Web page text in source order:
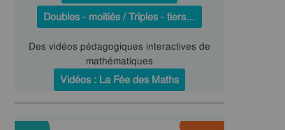
Doubles - moitiés / Triples - tiers…
Des vidéos pédagogiques interactives de
mathématiques
Vidéos : La Fée des Maths